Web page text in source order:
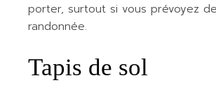
porter, surtout si vous prévoyez
randonnée.
Tapis de sol